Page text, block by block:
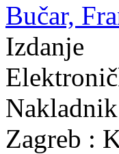
Bučar,
Izdanje
Nakladnik
Zagreb :